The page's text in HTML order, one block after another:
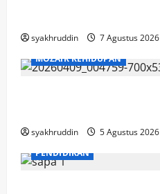
syakhruddin 7 Agustus 2026
MOZAIK KEHIDUPAN
syakhruddin 5 Agustus 2026
PENDIDIKAN